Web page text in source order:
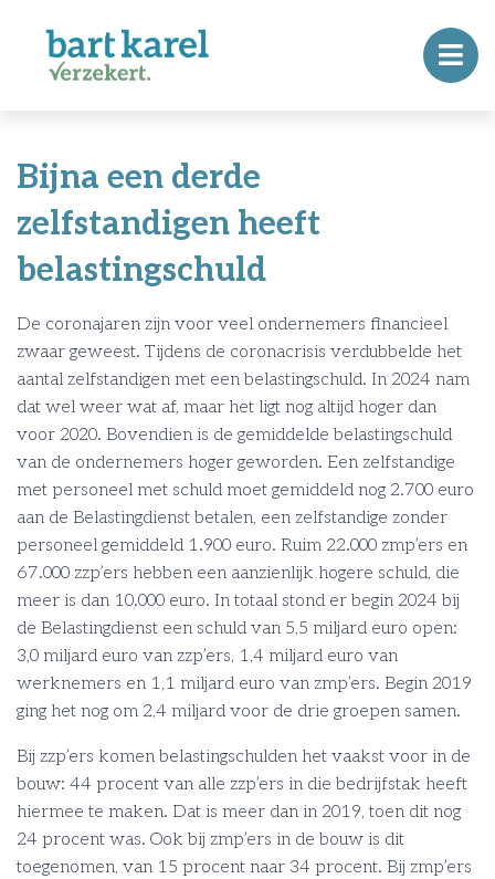
Bijna een derde
zelfstandigen heeft
belastingschuld
De coronajaren zijn voor veel ondernemers financieel
zwaar geweest. Tijdens de coronacrisis verdubbelde het
aantal zelfstandigen met een belastingschuld. In 2024 nam
dat wel weer wat af, maar het ligt nog altijd hoger dan
voor 2020. Bovendien is de gemiddelde belastingschuld
van de ondernemers hoger geworden. Een zelfstandige
met personeel met schuld moet gemiddeld nog 2.700 euro
aan de Belastingdienst betalen, een zelfstandige zonder
personeel gemiddeld 1.900 euro. Ruim 22.000 zmp’ers en
67.000 zzp’ers hebben een aanzienlijk hogere schuld, die
meer is dan 10.000 euro. In totaal stond er begin 2024 bij
de Belastingdienst een schuld van 5,5 miljard euro open:
3,0 miljard euro van zzp’ers, 1,4 miljard euro van
werknemers en 1,1 miljard euro van zmp’ers. Begin 2019
ging het nog om 2,4 miljard voor de drie groepen samen.
Bij zzp’ers komen belastingschulden het vaakst voor in de
bouw: 44 procent van alle zzp’ers in die bedrijfstak heeft
hiermee te maken. Dat is meer dan in 2019, toen dit nog
24 procent was. Ook bij zmp’ers in de bouw is dit
toegenomen, van 15 procent naar 34 procent. Bij zmp’ers